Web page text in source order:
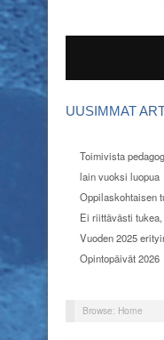
UUSIMMAT
Toimivista
lain vuoksi luopua
Oppilaskohtaisen
Ei riittävästi
Vuoden 2025
Opintopäivät 2026
Browse: Home